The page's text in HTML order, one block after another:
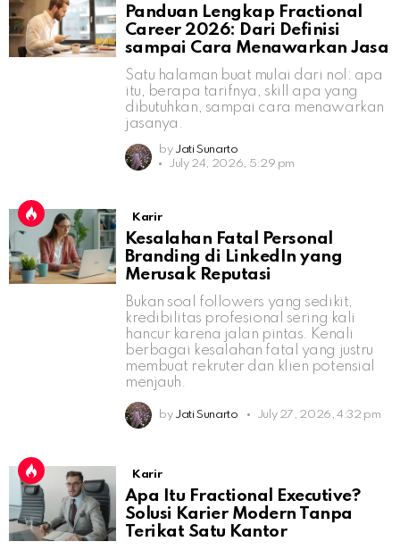
Panduan Lengkap Fractional
Career 2026: Dari Definisi
sampai Cara Menawarkan Jasa
Satu halaman buat mulai dari nol: apa
itu, berapa tarifnya, skill apa yang
dibutuhkan, sampai cara menawarkan
jasanya.
by Jati Sunarto
July 24, 2026, 5:29 pm
Karir
Kesalahan Fatal Personal
Branding di LinkedIn yang
Merusak Reputasi
Bukan soal followers yang sedikit,
kredibilitas profesional sering kali
hancur karena jalan pintas. Kenali
berbagai kesalahan fatal yang justru
membuat rekruter dan klien potensial
menjauh.
by Jati Sunarto July 27, 2026, 4:32 pm
Karir
Apa Itu Fractional Executive?
Solusi Karier Modern Tanpa
Terikat Satu Kantor